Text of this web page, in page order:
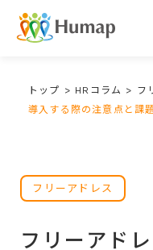
トップ > HRコラム > フ
導入する際の注意点と課
フリーアドレス
フリーアド